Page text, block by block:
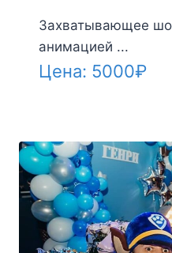
Захватывающее
анимацией ...
Цена: 5000₽